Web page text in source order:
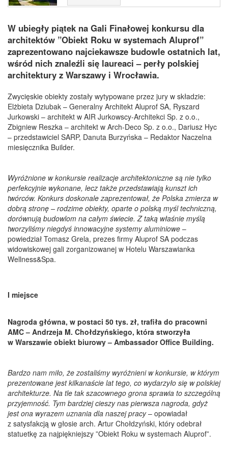
W ubiegły piątek na Gali Finałowej konkursu dla
architektów ”Obiekt Roku w systemach Aluprof”
zaprezentowano najciekawsze budowle ostatnich lat,
wśród nich znaleźli się laureaci – perły polskiej
architektury z Warszawy i Wrocławia.
Zwycięskie obiekty zostały wytypowane przez jury w składzie:
Elżbieta Dziubak – Generalny Architekt Aluprof SA, Ryszard
Jurkowski – architekt w AIR Jurkowscy-Architekci Sp. z o.o.,
Zbigniew Reszka – architekt w Arch-Deco Sp. z o.o., Dariusz Hyc
– przedstawiciel SARP, Danuta Burzyńska – Redaktor Naczelna
miesięcznika Builder.
Wyróżnione w konkursie realizacje architektoniczne są nie tylko
perfekcyjnie wykonane, lecz także przedstawiają kunszt ich
twórców. Konkurs doskonale zaprezentował, że Polska zmierza w
dobrą stronę – rodzime obiekty, oparte o polską myśl techniczną,
dorównują budowlom na całym świecie. Z taką właśnie myślą
tworzyliśmy niegdyś innowacyjne systemy aluminiowe –
powiedział Tomasz Grela, prezes firmy Aluprof SA podczas
widowiskowej gali zorganizowanej w Hotelu Warszawianka
Wellness&Spa.
I miejsce
Nagroda główna, w postaci 50 tys. zł, trafiła do pracowni
AMC – Andrzeja M. Chołdzyńskiego, która stworzyła
w Warszawie obiekt biurowy – Ambassador Office Building.
Bardzo nam miło, że zostaliśmy wyróżnieni w konkursie, w którym
prezentowane jest kilkanaście lat tego, co wydarzyło się w polskiej
architekturze. Na tle tak szacownego grona sprawia to szczególną
przyjemność. Tym bardziej cieszy nas pierwsza nagroda, gdyż
jest ona wyrazem uznania dla naszej pracy – opowiadał
z satysfakcją w głosie arch. Artur Chołdzyński, który odebrał
statuetkę za najpiękniejszy ”Obiekt Roku w systemach Aluprof”.